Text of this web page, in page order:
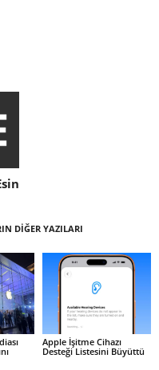
DİĞER YAZILARI
Apple İşitme Cihazı
Desteği Listesini Büyüttü